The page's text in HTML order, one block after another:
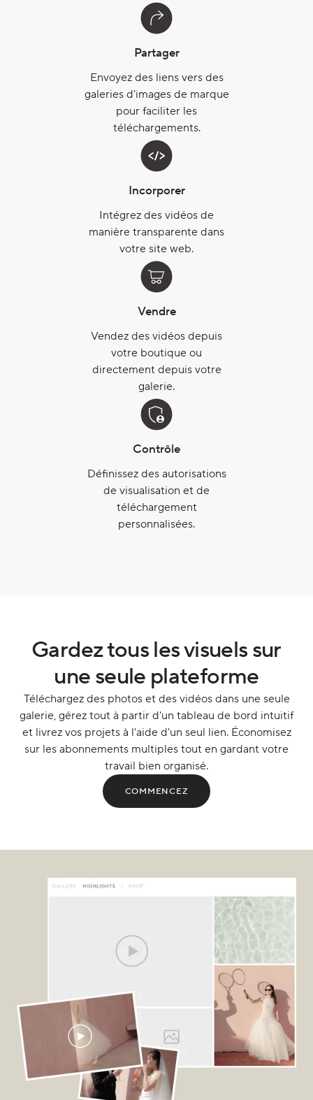
Partager
Envoyez des liens vers des
galeries d'images de marque
pour faciliter les
téléchargements.
Incorporer
Intégrez des vidéos de
manière transparente dans
votre site web.
Vendre
Vendez des vidéos depuis
votre boutique ou
directement depuis votre
galerie.
Contrôle
Définissez des autorisations
de visualisation et de
téléchargement
personnalisées.
Gardez tous les visuels sur
une seule plateforme
Téléchargez des photos et des vidéos dans une seule
galerie, gérez tout à partir d'un tableau de bord intuitif
et livrez vos projets à l'aide d'un seul lien. Économisez
sur les abonnements multiples tout en gardant votre
travail bien organisé.
COMMENCEZ